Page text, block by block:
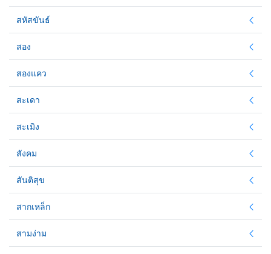
สหัสขันธ์
สอง
สองแคว
สะเดา
สะเมิง
สังคม
สันติสุข
สากเหล็ก
สามง่าม